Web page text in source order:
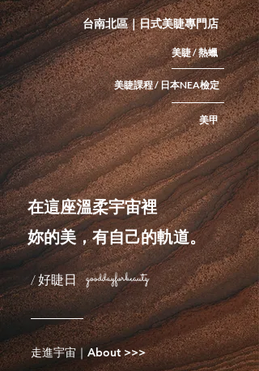
台南北區｜日式美睫專門店
美睫 / 熱蠟
美睫課程 / 日本NEA檢定
美甲
在這座溫柔宇宙裡
妳的美，有自己的軌道。
/ 好睫日
走進宇宙｜About >>>